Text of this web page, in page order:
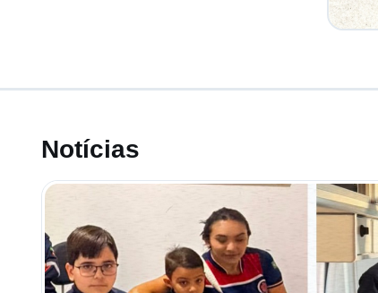
Notícias